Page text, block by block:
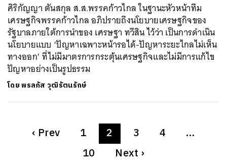
ศิริกัญญา ตันสกุล ส.ส.พรรคก้าวไกล ในฐานะหัวหน้าทีม
เศรษฐกิจพรรคก้าวไกล อภิปรายถึงนโยบายเศรษฐกิจของ
รัฐบาลภายใต้การนำของ เศรษฐา ทวีสิน ไว้ว่า เป็นการดำเนิน
นโยบายแบบ ‘ปัญหาเฉพาะหน้ารอได้-ปัญหาระยะไกลไม่เห็น
ทางออก’ ที่ไม่มีมาตรการกระตุ้นเศรษฐกิจและไม่มีการแก้ไข
ปัญหาอย่างเป็นรูปธรรม
โดยพรลภัส วุฒิรัตนรักษ์
‹ Prev 1 2 3 4
…
10
Next ›